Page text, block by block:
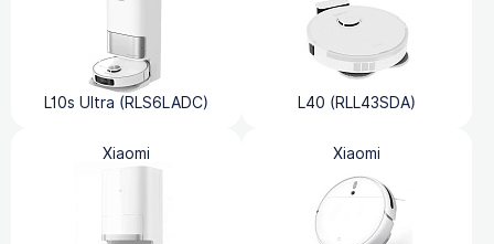
L10s Ultra (RLS6LADC) L40 (RLL43SDA)
Xiaomi Xiaomi